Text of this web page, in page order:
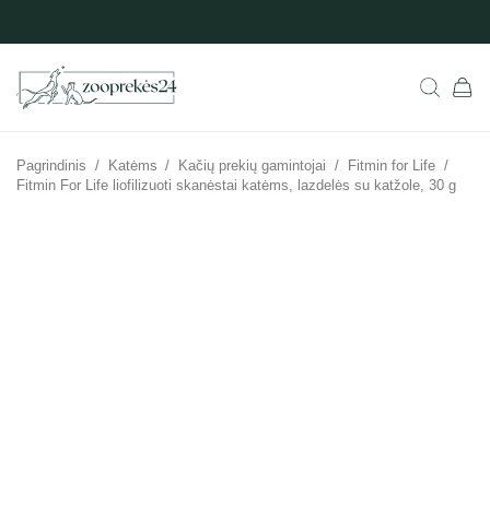
Pagrindinis / Katėms / Kačių prekių gamintojai / Fitmin for Life /
Fitmin For Life liofilizuoti skanėstai katėms, lazdelės su katžole, 30 g